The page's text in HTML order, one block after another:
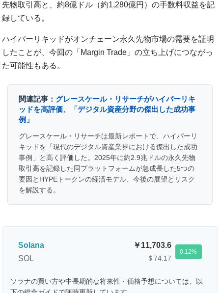
先物取引高と、約8億ドル（約1,280億円）の手数料収益を記
録している。
ハイパーリキッドがオンチェーン永久先物市場の需要を証明
したことが、今回の「Margin Trade」の立ち上げにつながっ
た可能性もある。
関連記事： グレースケール・リサーチがハイパーリキ
ッドを高評価、「デジタル資産分野の傑出した成功事
例」
グレースケール・リサーチは最新レポートで、ハイパーリ
キッドを「現代のデジタル資産業界における傑出した成功
事例」と高く評価した。2025年に約2.9兆ドルの永久先物
取引高を記録した同プラットフォームが急成長した5つの
要因とHYPEトークンの経済モデル、今後の展望とリスク
を解説する。
Solana
SOL
11,703.6
＄74.17
0.12
ソラナの買い方や中長期的な将来性・価格予想については、以